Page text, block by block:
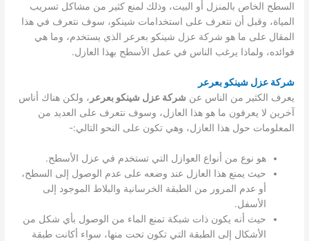
السطح الخاص بالمنزل أو البيت، وذلك لمنع كثير من مشاكل تسريب
المياة، وقبل أن نتعرف على استخدامات شينكو، سوف نتعرف في هذا
المقال على ما هو شركة عزل شينكو بعرعر الذي يستخدم، وما هي
فوائده، ولماذا يرغب الناس في عمل الأسطح بهذا العازل.
شركة عزل شينكو بعرعر
يعرف الكثير من الناس عن شركة عزل شينكو بعرعر ، ولكن هناك أناس
آخرين لا يعرفون ما هو هذا العازل، وسوف نتعرف على العديد من
المعلومات حول هذا العازل، وهي تكون على النحو التالي:-
هو نوع من أنواع العوازل التي تستخدم في عزل الأسطح.
حيث يمنع هذا العازل عند وضعه على عدم الوصول إلى السطح،
أو عدم المرور من الطبقة الخرسانية والبلاط الموجود إلى
الأسفل.
حيث أنه يكون ذات شبكة تمنع الماء من الوصول بأي شكل من
الأشكال إلى الطبقة التي تكون تحت منها، سواء أكانت طبقة